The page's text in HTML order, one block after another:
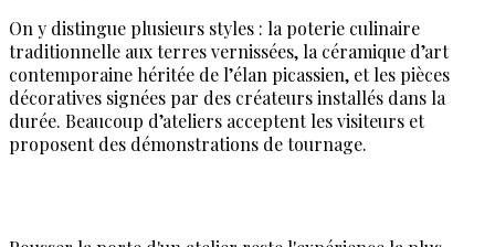
On y distingue plusieurs styles : la poterie culinaire
traditionnelle aux terres vernissées, la céramique d’art
contemporaine héritée de l’élan picassien, et les pièces
décoratives signées par des créateurs installés dans la
durée. Beaucoup d’ateliers acceptent les visiteurs et
proposent des démonstrations de tournage.